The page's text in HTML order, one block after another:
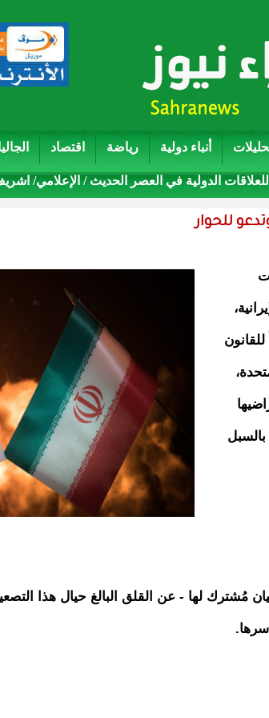
أنباء دولية رياضة اقتصاد
الدولية في العصر الحديث / الإعلامي/
مُشترك لها - عن القلق البالغ حيال هذا